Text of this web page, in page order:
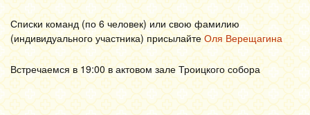
Списки команд (по 6 человек) или свою фамилию
(индивидуального участника) присылайте Оля Верещагина
Встречаемся в 19:00 в актовом зале Троицкого собора